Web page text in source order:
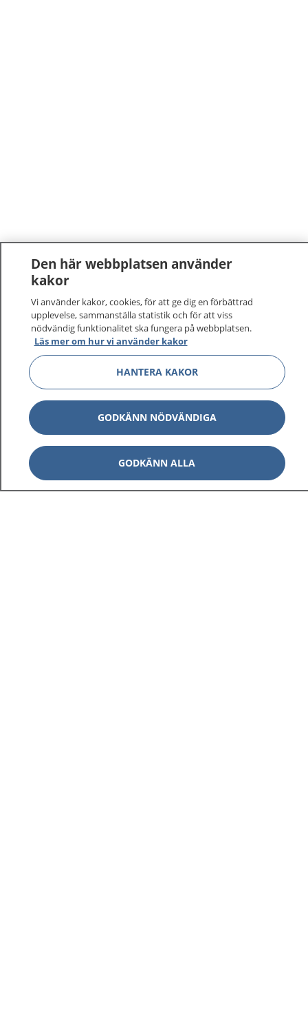
Den här webbplatsen använder
kakor
Vi använder kakor, cookies, för att ge dig en förbättrad
upplevelse, sammanställa statistik och för att viss
nödvändig funktionalitet ska fungera på webbplatsen.
Läs mer om hur vi använder kakor
HANTERA KAKOR
GODKÄNN NÖDVÄNDIGA
GODKÄNN ALLA